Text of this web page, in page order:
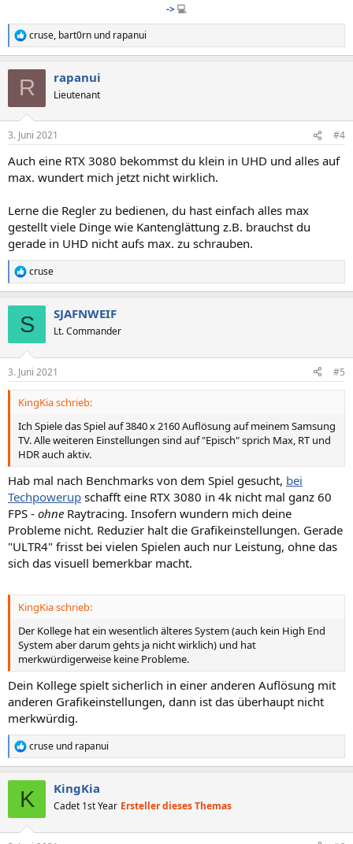
->💻
R
e
e
:
cruse, bart0rn und rapanui
R rapanui
Lieutenant
3. Juni 2021 #4
Auch eine RTX 3080 bekommst du klein in UHD und alles auf
max. wundert mich jetzt nicht wirklich.
Lerne die Regler zu bedienen, du hast einfach alles max
gestellt viele Dinge wie Kantenglättung z.B. brauchst du
gerade in UHD nicht aufs max. zu schrauben.
R
e
e
n
cruse
S SJAFNWEIF
Lt. Commander
3. Juni 2021 #5
KingKia schrieb:
Ich Spiele das Spiel auf 3840 x 2160 Auflösung auf meinem Samsung
TV. Alle weiteren Einstellungen sind auf "Episch" sprich Max, RT und
HDR auch aktiv.
Hab mal nach Benchmarks von dem Spiel gesucht, bei
Techpowerup schafft eine RTX 3080 in 4k nicht mal ganz 60
FPS - ohne Raytracing. Insofern wundern mich deine
Probleme nicht. Reduzier halt die Grafikeinstellungen. Gerade
"ULTR4" frisst bei vielen Spielen auch nur Leistung, ohne das
sich das visuell bemerkbar macht.
KingKia schrieb:
Der Kollege hat ein wesentlich älteres System (auch kein High End
System aber darum gehts ja nicht wirklich) und hat
merkwürdigerweise keine Probleme.
Dein Kollege spielt sicherlich in einer anderen Auflösung mit
anderen Grafikeinstellungen, dann ist das überhaupt nicht
merkwürdig.
R
e
cruse und rapanui
K KingKia
Cadet 1st Year Ersteller dieses Themas